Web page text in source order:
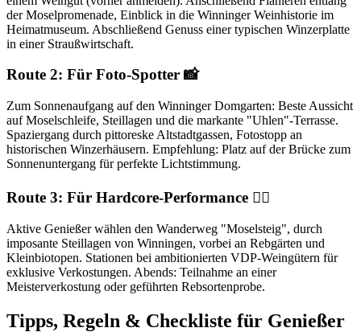
der Moselpromenade, Einblick in die Winninger Weinhistorie im
Heimatmuseum. Abschließend Genuss einer typischen Winzerplatte
in einer Straußwirtschaft.
Route 2: Für Foto-Spotter 📸
Zum Sonnenaufgang auf den Winninger Domgarten: Beste Aussicht
auf Moselschleife, Steillagen und die markante "Uhlen"-Terrasse.
Spaziergang durch pittoreske Altstadtgassen, Fotostopp an
historischen Winzerhäusern. Empfehlung: Platz auf der Brücke zum
Sonnenuntergang für perfekte Lichtstimmung.
Route 3: Für Hardcore-Performance 🏃‍♂️
Aktive Genießer wählen den Wanderweg "Moselsteig", durch
imposante Steillagen von Winningen, vorbei an Rebgärten und
Kleinbiotopen. Stationen bei ambitionierten VDP-Weingütern für
exklusive Verkostungen. Abends: Teilnahme an einer
Meisterverkostung oder geführten Rebsortenprobe.
Tipps, Regeln & Checkliste für Genießer